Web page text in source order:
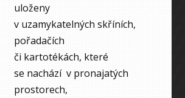
uloženy
v uzamykatelných skříních,
pořadačích
či kartotékách, které
se nachází v pronajatých
prostorech,